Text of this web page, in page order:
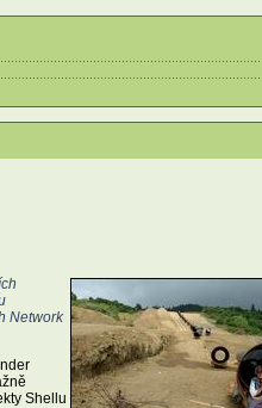
Network
Shellu